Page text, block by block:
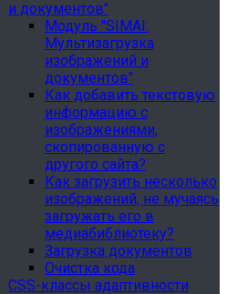
и документов"
Модуль "SIMAI:
Мультизагрузка
изображений и
документов"
Как добавить текстовую
информацию с
изображениями,
скопированную с
другого сайта?
Как загрузить несколько
изображений, не мучаясь
загружать его в
медиабиблиотеку?
Загрузка документов
Очистка кода
CSS-классы адаптивности